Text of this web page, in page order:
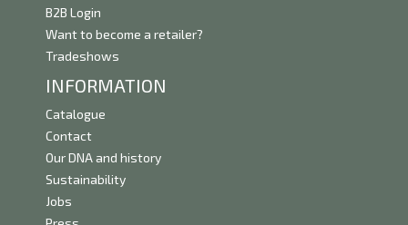
B2B Login
Want to become a retailer?
Tradeshows
INFORMATION
Catalogue
Contact
Our DNA and history
Sustainability
Jobs